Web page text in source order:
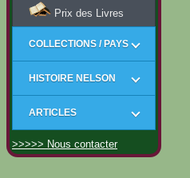
Prix des Livres
COLLECTIONS / PAYS
HISTOIRE NELSON
ARTICLES
>>>>> Nous contacter